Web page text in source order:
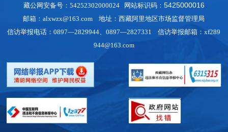
藏公网安备号：54252302000024 网站标识码： 5425000016
邮箱：alxwzx@163.com 地址：西藏阿里地区市场监督管理局
信访举报电话：0897—2829944、0897—2827331 信访举报邮箱：xf289
944@163.com